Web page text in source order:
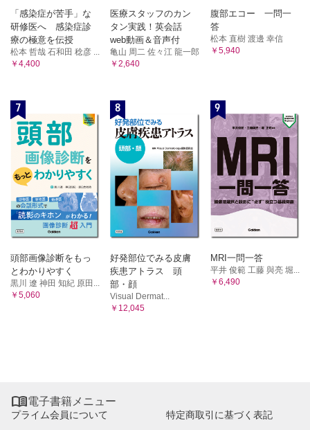
「感染症が苦手」な
研修医へ 感染症診
療の極意を伝授
松本 哲哉 石和田 稔彦 ...
￥4,400
医療スタッフのカン
タン実践！英会話
web動画＆音声付
亀山 周二 佐々江 龍一郎
￥2,640
腹部エコー 一問一
答
松本 直樹 渡邊 幸信
￥5,940
7
頭部画像診断をもっ
とわかりやすく
黒川 遼 神田 知紀 原田...
￥5,060
8
好発部位でみる皮膚
疾患アトラス 頭
部・顔
Visual Dermat...
￥12,045
9
MRI一問一答
平井 俊範 工藤 與亮 堀...
￥6,490
電子書籍メニュー
プライム会員について
特定商取引に基づく表記